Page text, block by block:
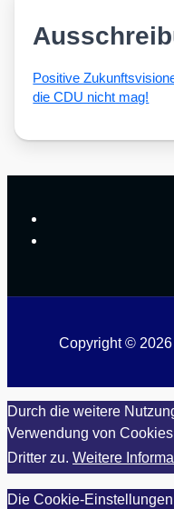
Posi­ti­ve
die CDU nicht mag!
Copyright ©
Durch die weitere
Verwendung von
Dritter zu. Weitere
Die Cookie-